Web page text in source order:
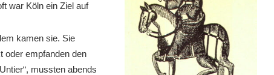
war Köln ein Ziel auf
kamen sie. Sie
oder empfanden den
mussten abends